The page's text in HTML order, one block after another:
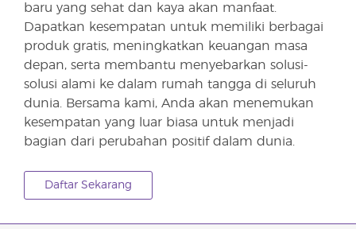
baru yang sehat dan kaya akan manfaat.
Dapatkan kesempatan untuk memiliki berbagai
produk gratis, meningkatkan keuangan masa
depan, serta membantu menyebarkan solusi-
solusi alami ke dalam rumah tangga di seluruh
dunia. Bersama kami, Anda akan menemukan
kesempatan yang luar biasa untuk menjadi
bagian dari perubahan positif dalam dunia.
Daftar Sekarang